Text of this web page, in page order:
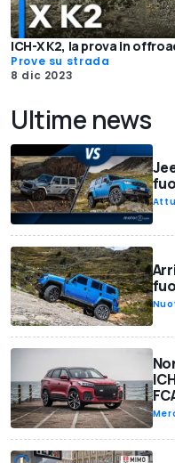
ICH-X K2, la prova in
Prove su strada
8 dic 2023
Ultime news